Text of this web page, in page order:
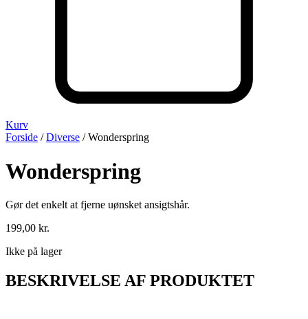
Kurv
Forside /Diverse / Wonderspring
Wonderspring
Gør det enkelt at fjerne uønsket ansigtshår.
199,00 kr.
Ikke på lager
BESKRIVELSE AF PRODUKTET